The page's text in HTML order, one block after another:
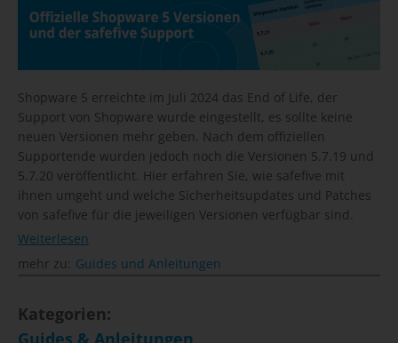
Shopware 5 erreichte im Juli 2024 das End of Life, der
Support von Shopware wurde eingestellt, es sollte keine
neuen Versionen mehr geben. Nach dem offiziellen
Supportende wurden jedoch noch die Versionen 5.7.19 und
5.7.20 veröffentlicht. Hier erfahren Sie, wie safefive mit
ihnen umgeht und welche Sicherheitsupdates und Patches
von safefive für die jeweiligen Versionen verfügbar sind.
Weiterlesen
mehr zu: Guides und Anleitungen
Kategorien: